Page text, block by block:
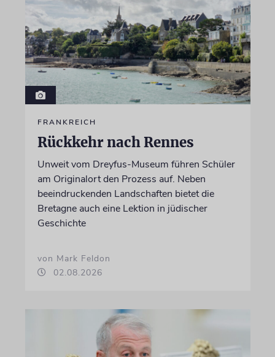
FRANKREICH
Rückkehr nach Rennes
Unweit vom Dreyfus-Museum führen Schüler
am Originalort den Prozess auf. Neben
beeindruckenden Landschaften bietet die
Bretagne auch eine Lektion in jüdischer
Geschichte
von Mark Feldon
02.08.2026